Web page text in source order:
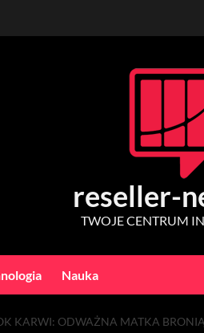
reseller-
TWOJE CENTRUM
Nauka
KARWI: ODWAŻNA MATKA